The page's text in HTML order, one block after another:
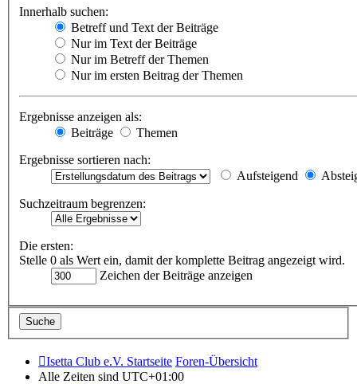
Innerhalb suchen:
Betreff und Text der Beiträge
Nur im Text der Beiträge
Nur im Betreff der Themen
Nur im ersten Beitrag der Themen
Ergebnisse anzeigen als:
Beiträge
Themen
Ergebnisse sortieren nach:
Aufsteigend
Suchzeitraum begrenzen:
Die ersten:
Stelle 0 als Wert ein, damit der komplette Beitrag angezeigt wird.
Zeichen der Beiträge anzeigen
Isetta Club e.V. Startseite Foren-Übersicht
Alle Zeiten sind UTC+01:00